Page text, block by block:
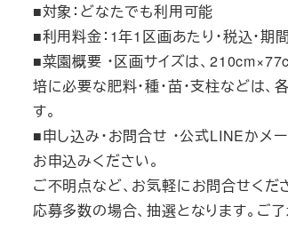
■対象：どなたでも利用可能
■利用料金：1年1区画あたり・税込・
■菜園概要 ・区画サイズは、
培に必要な肥料・種・苗・支柱などは
す。
■申し込み・お問合せ ・公式LINEかメ
お申込みください。
ご不明点など、お気軽にお問合せくだ
応募多数の場合、抽選となります。ご